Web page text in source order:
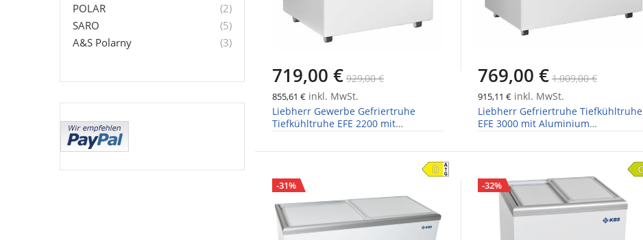
719,00 € 929,00 €
855,61 € inkl. MwSt.
Liebherr Gewerbe Gefriertruhe
Tiefkühltruhe EFE 2200 mit
769,00 € 1.009,00 €
915,11 €inkl. MwSt.
Liebherr Gefriertruhe Tiefkühltruhe
EFE 3000 mit Aluminium
-31% -32%
POLAR
2Artikel
SARO
5Artikel
A&S Polarny
3Artikel